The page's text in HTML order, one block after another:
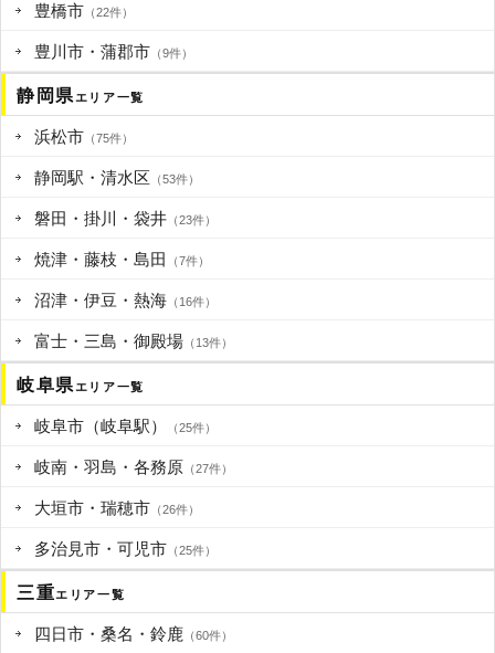
豊橋市 （22件）
豊川市・蒲郡市 （9件）
静岡県エリア一覧
浜松市 （75件）
静岡駅・清水区 （53件）
磐田・掛川・袋井 （23件）
焼津・藤枝・島田 （7件）
沼津・伊豆・熱海 （16件）
富士・三島・御殿場 （13件）
岐阜県エリア一覧
岐阜市（岐阜駅） （25件）
岐南・羽島・各務原 （27件）
大垣市・瑞穂市 （26件）
多治見市・可児市 （25件）
三重エリア一覧
四日市・桑名・鈴鹿 （60件）